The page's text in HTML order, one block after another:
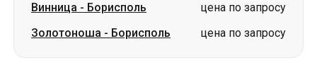
Винница - Борисполь
цена по запросу
Золотоноша - Борисполь цена по запросу